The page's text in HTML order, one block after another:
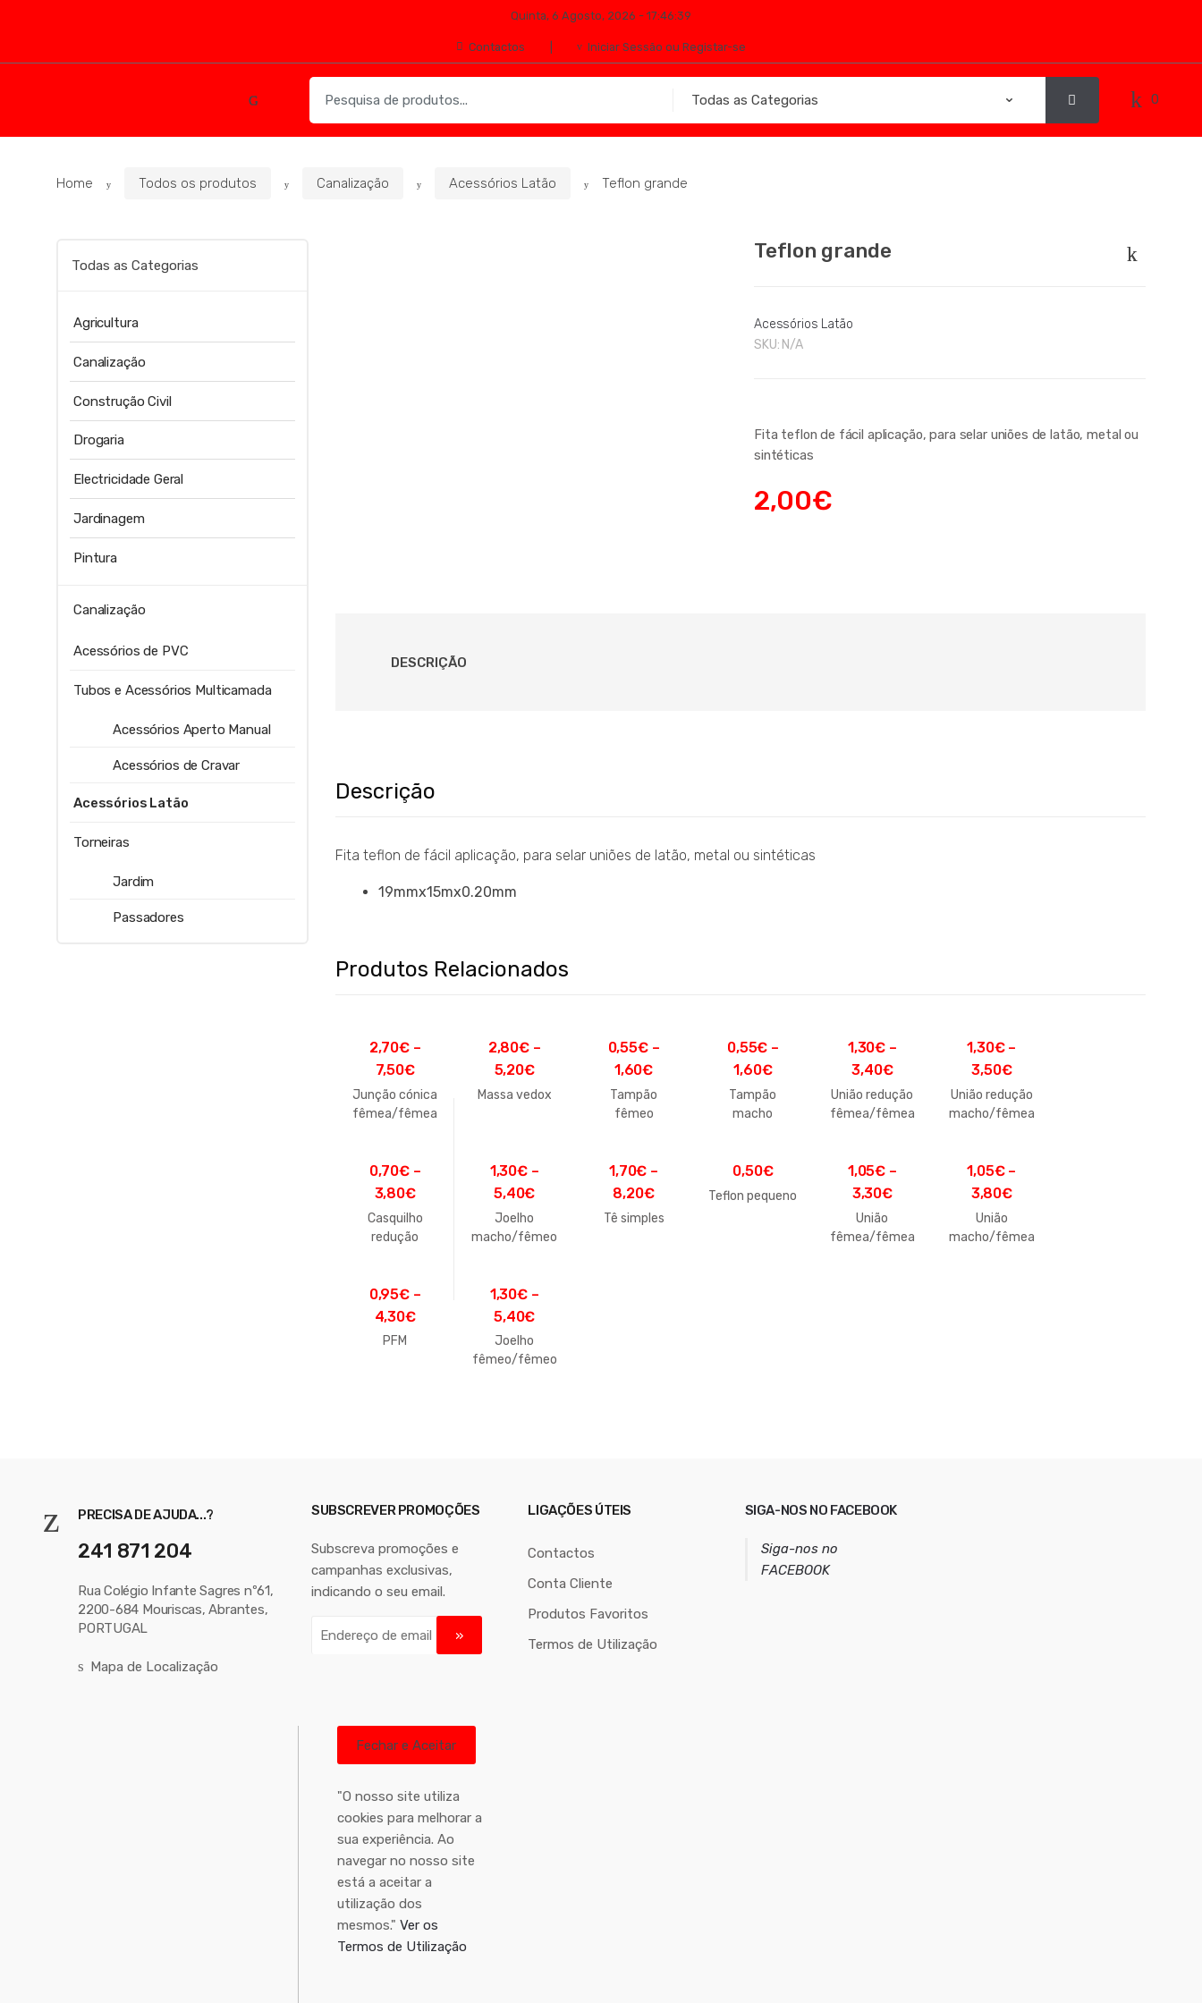
Quinta, 6 Agosto, 2026 - 17:46:39
Contactos Iniciar Sessão ou Registar-se
for:
0
Home Todos os produtos Canalização Acessórios Latão Teflon grande
Teflon grande
Acessórios Latão
SKU: N/A
Fita teflon de fácil aplicação, para selar uniões de latão, metal ou
sintéticas
2,00€
DESCRIÇÃO
Descrição
Fita teflon de fácil aplicação, para selar uniões de latão, metal ou sintéticas
19mmx15mx0.20mm
Produtos Relacionados
2,70€–
7,50€
Junção cónica
fêmea/fêmea
2,80€–
5,20€
Massa vedox
0,55€–
1,60€
Tampão
fêmeo
0,55€ –
1,60€
Tampão
macho
1,30€ –
3,40€
União redução
fêmea/fêmea
1,30€–
3,50€
União redução
macho/fêmea
0,70€–
3,80€
Casquilho
redução
1,30€–
5,40€
Joelho
macho/fêmeo
1,70€ –
8,20€
Tê simples
0,50€
Teflon pequeno
1,05€ –
3,30€
União
fêmea/fêmea
1,05€–
3,80€
União
macho/fêmea
0,95€–
4,30€
PFM
1,30€–
5,40€
Joelho
fêmeo/fêmeo
Todas as Categorias
Agricultura
Canalização
Construção Civil
Drogaria
Electricidade Geral
Jardinagem
Pintura
Canalização
Acessórios de PVC
Tubos e Acessórios Multicamada
Acessórios Aperto Manual
Acessórios de Cravar
Acessórios Latão
Torneiras
Jardim
Passadores
PRECISA DE AJUDA...?
241 871 204
Rua Colégio Infante Sagres nº61,
2200-684 Mouriscas, Abrantes,
PORTUGAL
Mapa de Localização
SUBSCREVER PROMOÇÕES
Subscreva promoções e
campanhas exclusivas,
indicando o seu email.
LIGAÇÕES ÚTEIS
Contactos
Conta Cliente
Produtos Favoritos
Termos de Utilização
SIGA-NOS NO FACEBOOK
Siga-nos no
FACEBOOK
"O nosso site utiliza
cookies para melhorar a
sua experiência. Ao
navegar no nosso site
está a aceitar a
utilização dos
mesmos."Ver os
Termos de Utilização